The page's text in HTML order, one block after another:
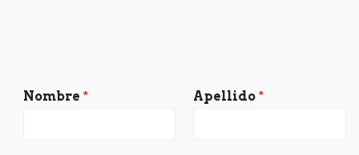
Nombre * Apellido *